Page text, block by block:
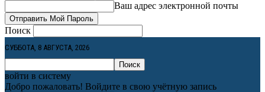
Ваш адрес электронной почты
Поиск
СУББОТА, 8 АВГУСТА, 2026
войти в систему
Добро пожаловать! Войдите в свою учётную запись